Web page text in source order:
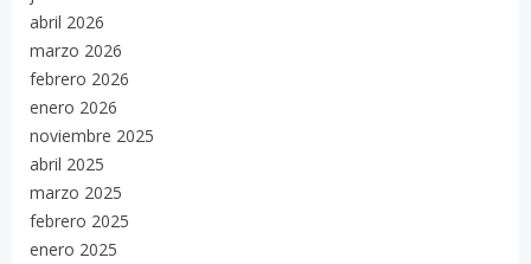
abril 2026
marzo 2026
febrero 2026
enero 2026
noviembre 2025
abril 2025
marzo 2025
febrero 2025
enero 2025